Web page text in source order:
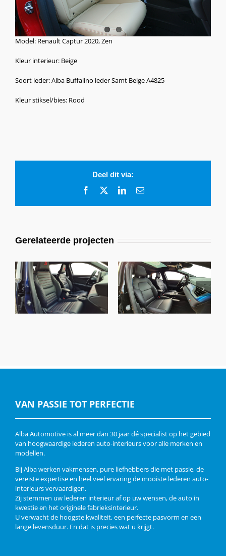
Model: Renault Captur 2020, Zen
Kleur interieur: Beige
Soort leder: Alba Buffalino leder Samt Beige A4825
Kleur stiksel/bies: Rood
Deel dit via:
Facebook LinkedIn
E-
Gerelateerde projecten
Renault 5, Alba
Nappa Zwart A-
N0500
Renault Captur, Alba
Nappa Leder Zwart
VAN PASSIE TOT PERFECTIE
Alba Automotive is al meer dan 30 jaar dé specialist op het gebied
van hoogwaardige lederen auto-interieurs voor alle merken en
modellen.
Bij Alba werken vakmensen, pure liefhebbers die met passie, de
vereiste expertise en heel veel ervaring de mooiste lederen auto-
interieurs vervaardigen.
Zij stemmen uw lederen interieur af op uw wensen, de auto in
kwestie en het originele fabrieksinterieur.
U verwacht de hoogste kwaliteit, een perfecte pasvorm en een
lange levensduur. En dat is precies wat u krijgt.